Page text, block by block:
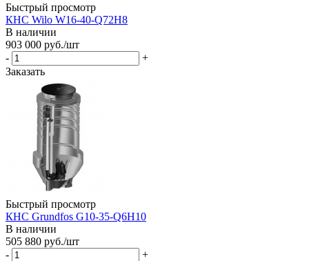
Быстрый просмотр
КНС Wilo W16-40-Q72H8
В наличии
903 000 руб./шт
-
+
Заказать
Быстрый просмотр
КНС Grundfos G10-35-Q6H10
В наличии
505 880 руб./шт
-
+